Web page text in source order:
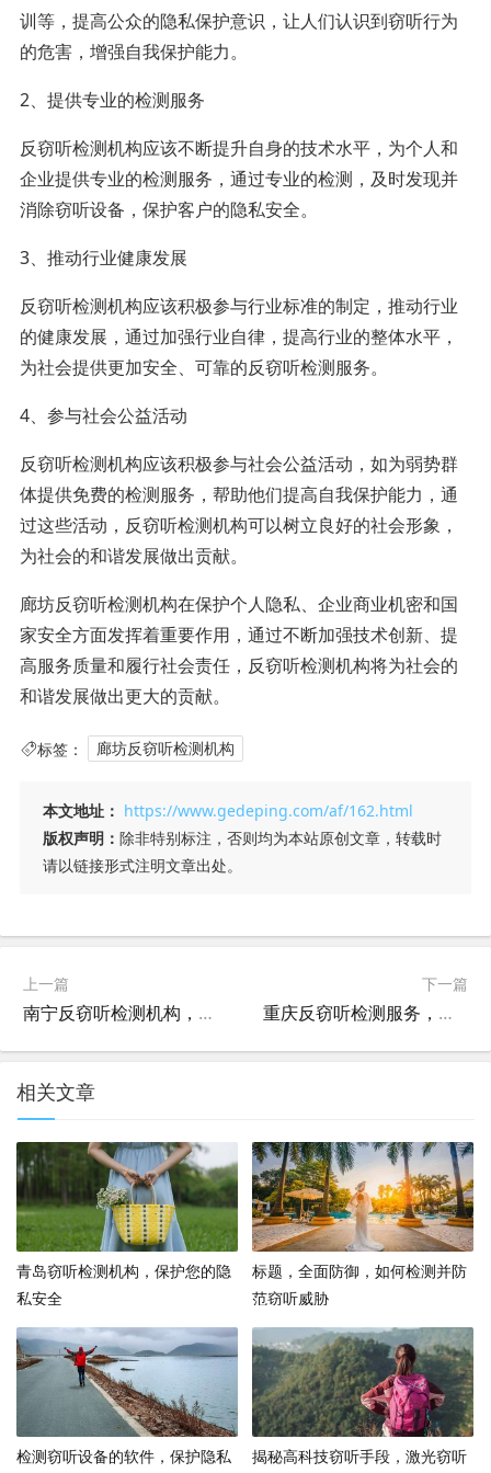
训等，提高公众的隐私保护意识，让人们认识到窃听行为
的危害，增强自我保护能力。
2、提供专业的检测服务
反窃听检测机构应该不断提升自身的技术水平，为个人和
企业提供专业的检测服务，通过专业的检测，及时发现并
消除窃听设备，保护客户的隐私安全。
3、推动行业健康发展
反窃听检测机构应该积极参与行业标准的制定，推动行业
的健康发展，通过加强行业自律，提高行业的整体水平，
为社会提供更加安全、可靠的反窃听检测服务。
4、参与社会公益活动
反窃听检测机构应该积极参与社会公益活动，如为弱势群
体提供免费的检测服务，帮助他们提高自我保护能力，通
过这些活动，反窃听检测机构可以树立良好的社会形象，
为社会的和谐发展做出贡献。
廊坊反窃听检测机构在保护个人隐私、企业商业机密和国
家安全方面发挥着重要作用，通过不断加强技术创新、提
高服务质量和履行社会责任，反窃听检测机构将为社会的
和谐发展做出更大的贡献。
标签： 廊坊反窃听检测机构
本文地址： https://www.gedeping.com/af/162.html
版权声明： 除非特别标注，否则均为本站原创文章，转载时
请以链接形式注明文章出处。
上一篇
南宁反窃听检测机构，保护您的隐私和安全
下一篇
重庆反窃听检测服务，保障您的隐私安全
相关文章
青岛窃听检测机构，保护您的隐
私安全
标题，全面防御，如何检测并防
范窃听威胁
检测窃听设备的软件，保护隐私 揭秘高科技窃听手段，激光窃听